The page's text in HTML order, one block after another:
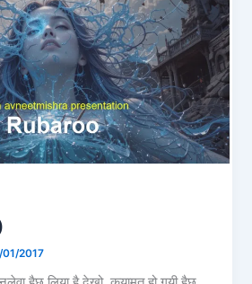
01/2017